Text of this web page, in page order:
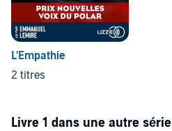
L'Empathie
2 titres
Livre 1 dans une autre série